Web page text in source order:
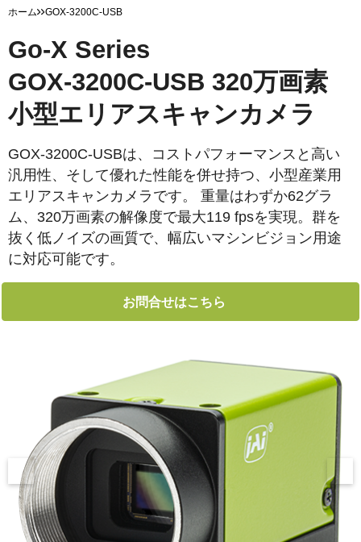
ホーム GOX-3200C-USB
Go-X Series
GOX-3200C-USB 320万画素
小型エリアスキャンカメラ
GOX-3200C-USBは、コストパフォーマンスと高い
汎用性、そして優れた性能を併せ持つ、小型産業用
エリアスキャンカメラです。 重量はわずか62グラ
ム、320万画素の解像度で最大119 fpsを実現。群を
抜く低ノイズの画質で、幅広いマシンビジョン用途
に対応可能です。
お問合せはこちら